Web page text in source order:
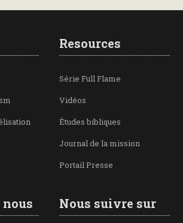
Resources
Série Full Flame
Vidéos
Études bibliques
Journal de la mission
Portail Presse
nous Nous suivre sur